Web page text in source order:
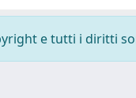
e tutti i diritti